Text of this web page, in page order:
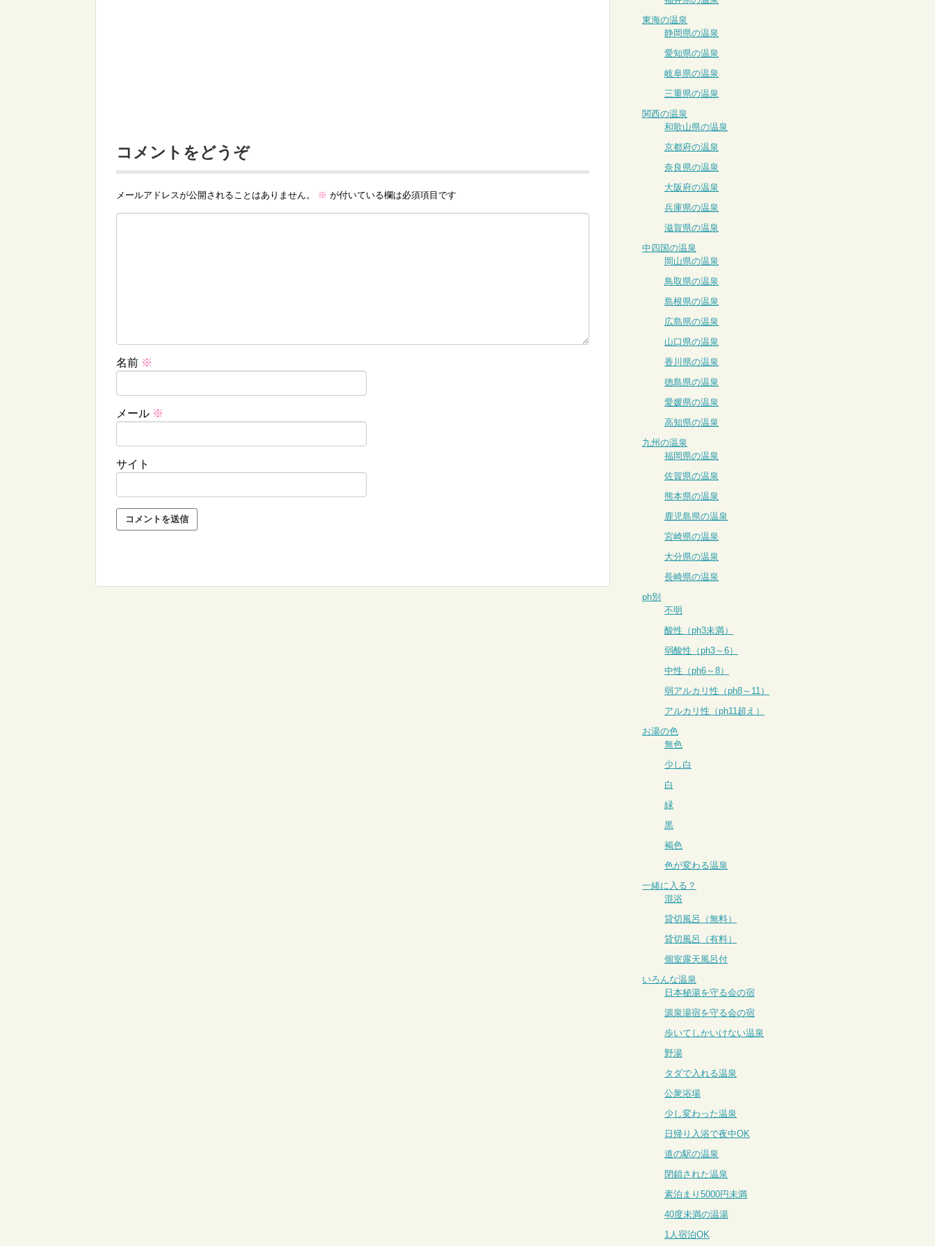
コメントをどうぞ
メールアドレスが公開されることはありません。 ※ が付いている欄は必須項目です
名前 ※
メール ※
サイト
東海の温泉
静岡県の温泉
愛知県の温泉
岐阜県の温泉
三重県の温泉
関西の温泉
和歌山県の温泉
京都府の温泉
奈良県の温泉
大阪府の温泉
兵庫県の温泉
滋賀県の温泉
中四国の温泉
岡山県の温泉
鳥取県の温泉
島根県の温泉
広島県の温泉
山口県の温泉
香川県の温泉
徳島県の温泉
愛媛県の温泉
高知県の温泉
九州の温泉
福岡県の温泉
佐賀県の温泉
熊本県の温泉
鹿児島県の温泉
宮崎県の温泉
大分県の温泉
長崎県の温泉
ph別
不明
酸性（ph3未満）
弱酸性（ph3～6）
中性（ph6～8）
弱アルカリ性（ph8～11）
アルカリ性（ph11超え）
お湯の色
無色
少し白
白
緑
黒
褐色
色が変わる温泉
一緒に入る？
混浴
貸切風呂（無料）
貸切風呂（有料）
個室露天風呂付
いろんな温泉
日本秘湯を守る会の宿
源泉湯宿を守る会の宿
歩いてしかいけない温泉
野湯
タダで入れる温泉
公衆浴場
少し変わった温泉
日帰り入浴で夜中OK
道の駅の温泉
閉鎖された温泉
素泊まり5000円未満
40度未満の温湯
1人宿泊OK